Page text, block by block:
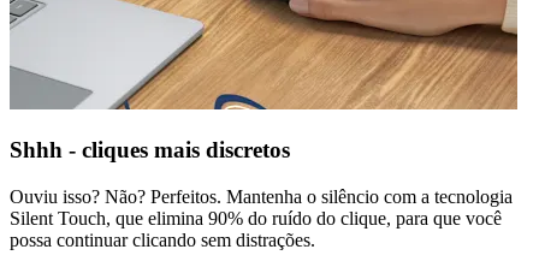
Shhh - cliques mais discretos
Ouviu isso? Não? Perfeitos. Mantenha o silêncio com a tecnologia
Silent Touch, que elimina 90% do ruído do clique, para que você
possa continuar clicando sem distrações.